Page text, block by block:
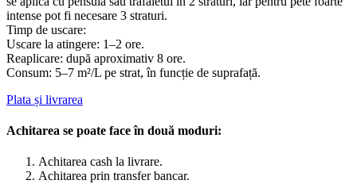
intense pot fi necesare 3 straturi.
Timp de uscare:
Uscare la atingere: 1–2 ore.
Reaplicare: după aproximativ 8 ore.
Consum: 5–7 m²/L pe strat, în funcție de suprafață.
Plata și livrarea
Achitarea se poate face în două moduri:
Achitarea cash la livrare.
Achitarea prin transfer bancar.